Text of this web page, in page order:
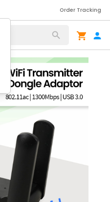
Order Tracking